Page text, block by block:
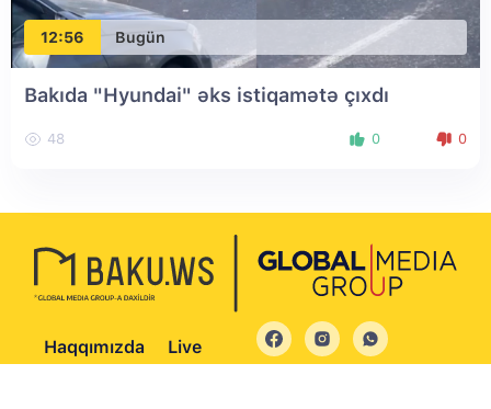
12:56 Bugün
Bakıda "Hyundai" əks istiqamətə çıxdı
48 0 0
Haqqımızda Live